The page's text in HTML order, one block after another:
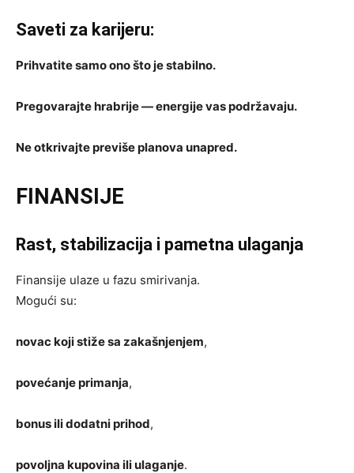
Saveti za karijeru:
Prihvatite samo ono što je stabilno.
Pregovarajte hrabrije — energije vas podržavaju.
Ne otkrivajte previše planova unapred.
FINANSIJE
Rast, stabilizacija i pametna ulaganja
Finansije ulaze u fazu smirivanja.
Mogući su:
novac koji stiže sa zakašnjenjem,
povećanje primanja,
bonus ili dodatni prihod,
povoljna kupovina ili ulaganje.